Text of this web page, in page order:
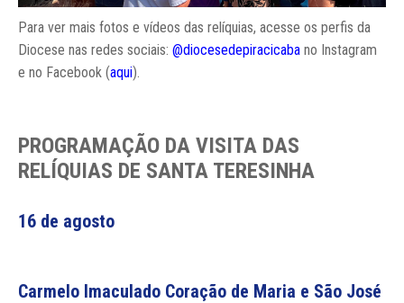
Para ver mais fotos e vídeos das relíquias, acesse os perfis da
Diocese nas redes sociais: @diocesedepiracicaba no Instagram
e no Facebook (aqui).
PROGRAMAÇÃO DA VISITA DAS
RELÍQUIAS DE SANTA TERESINHA
16 de agosto
Carmelo Imaculado Coração de Maria e São José